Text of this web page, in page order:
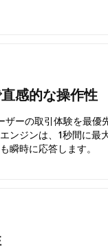
感的な操作性
ザーの取引体験を最優
ンジンは、1秒間に最
瞬時に応答します。